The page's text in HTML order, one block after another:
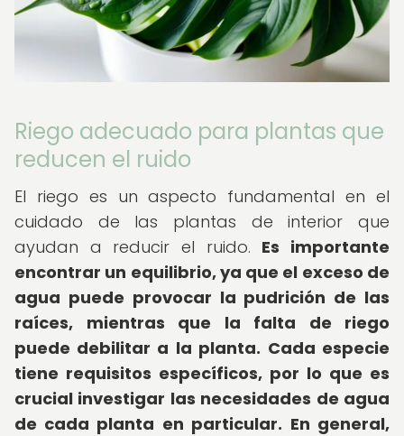
Riego adecuado para plantas que
reducen el ruido
El riego es un aspecto fundamental en el
cuidado de las plantas de interior que
ayudan a reducir el ruido. Es importante
encontrar un equilibrio, ya que el exceso de
agua puede provocar la pudrición de las
raíces, mientras que la falta de riego
puede debilitar a la planta. Cada especie
tiene requisitos específicos, por lo que es
crucial investigar las necesidades de agua
de cada planta en particular. En general,